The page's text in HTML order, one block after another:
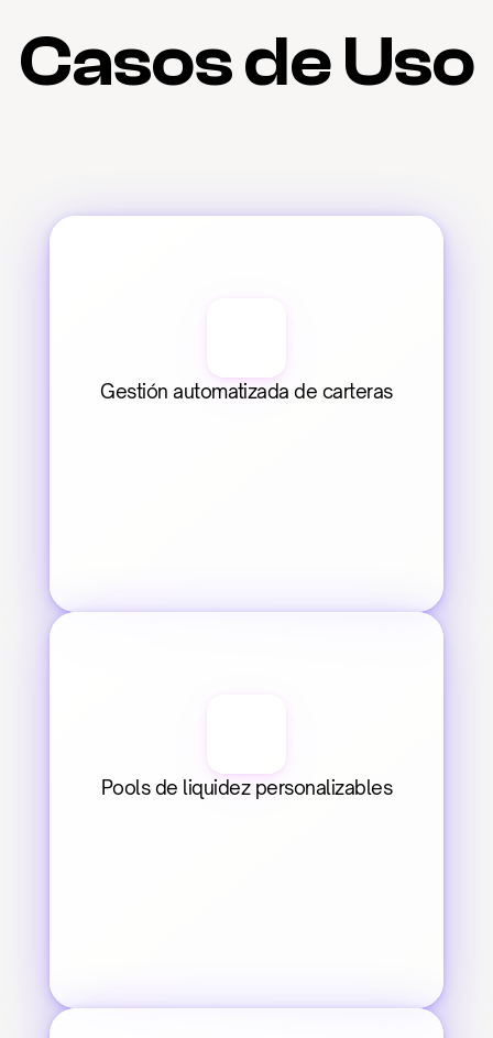
Casos de Uso
Gestión automatizada de carteras
Pools de liquidez personalizables